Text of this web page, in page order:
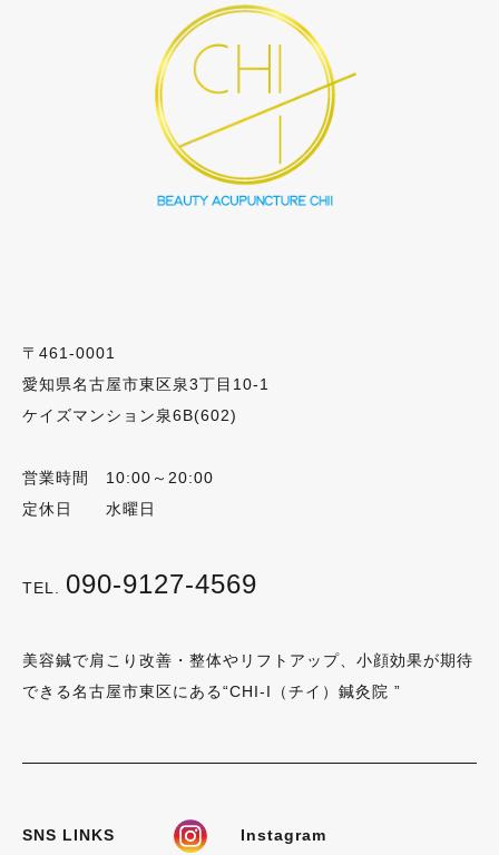
〒461-0001
愛知県名古屋市東区泉3丁目10-1
ケイズマンション泉6B(602)
営業時間 10:00～20:00
定休日 水曜日
TEL. 090-9127-4569
美容鍼で肩こり改善・整体やリフトアップ、小顔効果が期待
できる名古屋市東区にある“CHI-I（チイ）鍼灸院 ”
SNS LINKS Instagram